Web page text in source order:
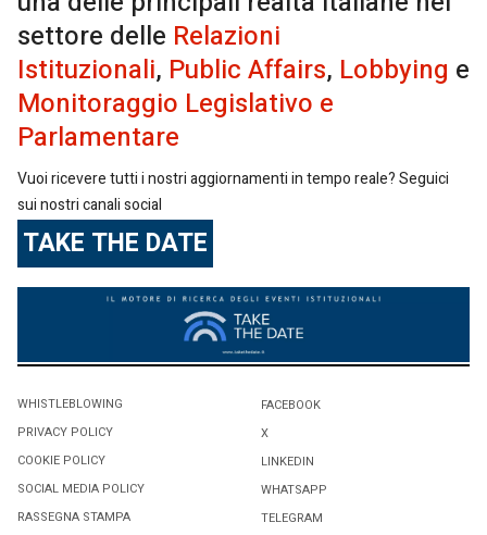
settore delle Relazioni
Istituzionali, Public Affairs, Lobbying e
Monitoraggio Legislativo e
Parlamentare
Vuoi ricevere tutti i nostri aggiornamenti in tempo reale? Seguici
sui nostri canali social
TAKE THE DATE
WHISTLEBLOWING
PRIVACY POLICY
COOKIE POLICY
SOCIAL MEDIA POLICY
RASSEGNA STAMPA
FACEBOOK
X
LINKEDIN
WHATSAPP
TELEGRAM